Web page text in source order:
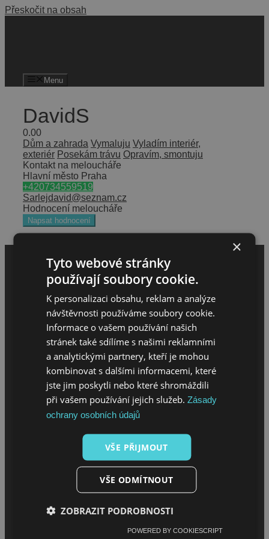
Přeskočit na obsah
Menu
DavidS
0.00
Dům a zahrada Vymaluju Vyladím interiér,
exteriér Posekám trávu Opravím, smontuju
Kontakt na meloucháře
Hlavní město Praha
+420734559519
Sarlejdavid@seznam.cz
Hodnocení meloucháře
Napsat hodnocení
MENU
Úvod
O projektu
Sháním melouch
MENU
Jak se stát melouchářem
×
Tyto webové stránky
používají soubory cookie.
K personalizaci obsahu, reklam a analýze
návštěvnosti používáme soubory cookie.
Informace o vašem používání našich
stránek také sdílíme s našimi reklamními
a analytickými partnery, kteří je mohou
kombinovat s dalšími informacemi, které
jste jim poskytli nebo které shromáždili
při vašem používání jejich služeb.Zásady
ochrany osobních údajů
VŠE PŘIJMOUT
VŠE ODMÍTNOUT
ZOBRAZIT PODROBNOSTI
POWERED BY COOKIESCRIPT